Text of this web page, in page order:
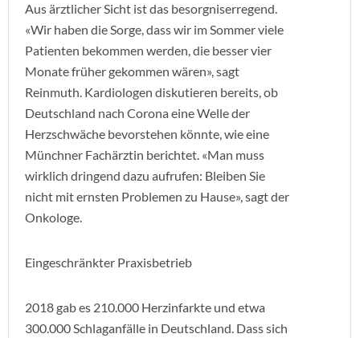
Aus ärztlicher Sicht ist das besorgniserregend.
«Wir haben die Sorge, dass wir im Sommer viele
Patienten bekommen werden, die besser vier
Monate früher gekommen wären», sagt
Reinmuth. Kardiologen diskutieren bereits, ob
Deutschland nach Corona eine Welle der
Herzschwäche bevorstehen könnte, wie eine
Münchner Fachärztin berichtet. «Man muss
wirklich dringend dazu aufrufen: Bleiben Sie
nicht mit ernsten Problemen zu Hause», sagt der
Onkologe.
Eingeschränkter Praxisbetrieb
2018 gab es 210.000 Herzinfarkte und etwa
300.000 Schlaganfälle in Deutschland. Dass sich